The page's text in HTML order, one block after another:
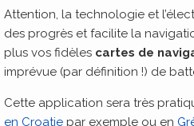
Attention, la technologie et
des progrès et facilite la
plus vos fidèles cartes de
imprévue (par définition !) de
Cette application sera très
en Croatie par exemple ou en